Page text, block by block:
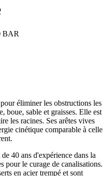
BAR
éliminer les obstructions les
boue, sable et graisses. Elle est
les racines. Ses arêtes vives
cinétique comparable à celle
40 ans d'expérience dans la
pour le curage de canalisations.
en acier trempé et sont